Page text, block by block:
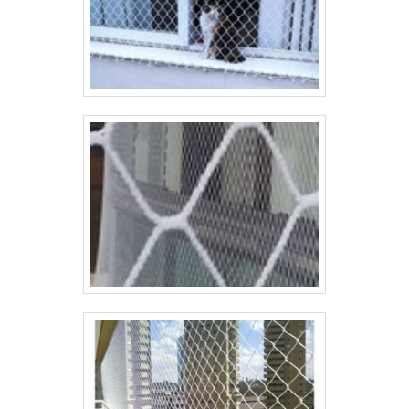
plástico preço: Colaboradores proativos;
Profissionais treinados para atender com rapidez
e eficácia; Trabalhadores de alta qualidade;
Escritório de alta qualidade onde são realizadas
as atividades; Tecnologia de ponta;
Equipamentos de última geração. QUALIDADE
COMPROVADA NO SEGMENTOSomente na
Tecnyl Telas tem tudo que se precisa para tela
de galinheiro de plástico preço. É sempre a
opção mais confiável, disponibilizando itens
como telas para fachada e telas hexagonais
(metálicas e plásticas).É comprometida com os
serviços e altamente qualificada, características
de alta qualidade onde são realizadas as
atividades e amplo catálogo de serviços e
produtos de alta qualidade. Tudo isso, somado a
uma equipe com colaboradores proativos e